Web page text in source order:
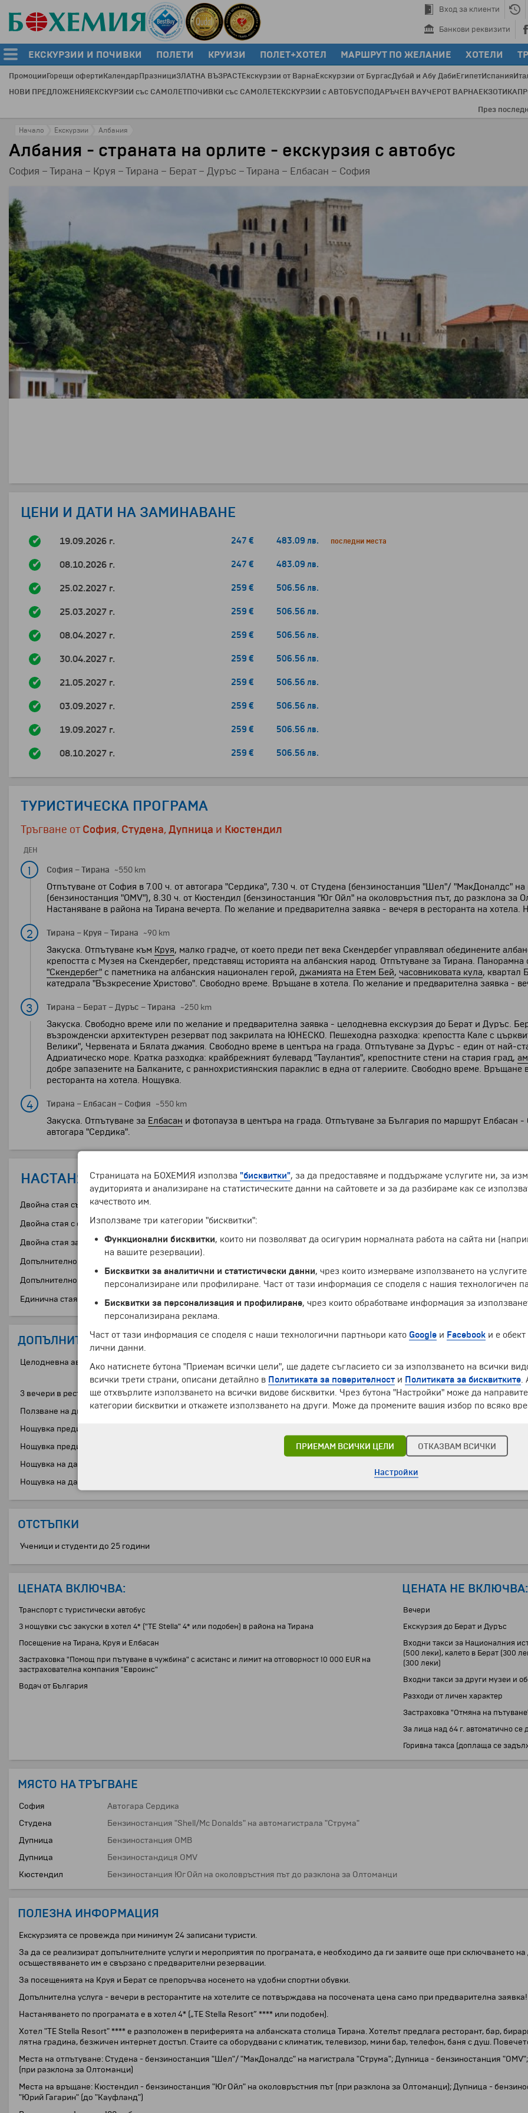
Вход за клиенти
Банкови реквизити
ЕКСКУРЗИИ И ПОЧИВКИ ПОЛЕТИ КРУИЗИ ПОЛЕТ+ХОТЕЛ МАРШРУТ ПО ЖЕЛАНИЕ ХОТЕЛИ
ПромоцииГорещи офертиКалендарПразнициЗЛАТНА ВЪЗРАСТЕкскурзии от ВарнаЕкскурзии от БургасДубай и Абу ДабиЕгипетИспания
НОВИ ПРЕДЛОЖЕНИЯЕКСКУРЗИИ със САМОЛЕТПОЧИВКИ със САМОЛЕТЕКСКУРЗИИ с АВТОБУСПОДАРЪЧЕН ВАУЧЕРОТ ВАРНАЕКЗОТИКА
През последните 20
Начало Екскурзии Албания
Албания - страната на орлите - екскурзия с автобус
София – Тирана – Круя – Тирана – Берат – Дуръс – Тирана – Елбасан – София
ЦЕНИ И ДАТИ НА ЗАМИНАВАНЕ
19.09.2026 г. 247 € 483.09 лв. последни места
08.10.2026 г. 247 € 483.09 лв.
25.02.2027 г. 259 € 506.56 лв.
25.03.2027 г. 259 € 506.56 лв.
08.04.2027 г. 259 € 506.56 лв.
30.04.2027 г. 259 € 506.56 лв.
21.05.2027 г. 259 € 506.56 лв.
03.09.2027 г. 259 € 506.56 лв.
19.09.2027 г. 259 € 506.56 лв.
08.10.2027 г. 259 € 506.56 лв.
ТУРИСТИЧЕСКА ПРОГРАМА
Тръгване отСофия, Студена,Дупница и Кюстендил
ДЕН
1 София –Тирана ~550 km
Отпътуване от София в 7.00 ч. от автогара "Сердика", 7.30 ч. от Студена (бензиностанция "Шел"/ "МакДоналдс"
(бензиностанция "OMV"), 8.30 ч. от Кюстендил (бензиностанция "Юг Ойл" на околовръстния път, до разклона
Настаняване в района на Тирана вечерта. По желание и предварителна заявка - вечеря в ресторанта на хотела.
2 Тирана – Круя –Тирана ~90 km
Закуска. Отпътуване към Круя, малко градче, от което преди пет века Скендербег управлявал обединените
крепостта с Музея на Скендербег, представящ историята на албанския народ. Отпътуване за Тирана. Панорамна
"Скендербег" с паметника на албанския национален герой, джамията на Етем Бей, часовниковата кула, квартал
катедрала "Възкресение Христово". Свободно време. Връщане в хотела. По желание и предварителна заявка -
3 Тирана – Берат –Дуръс –Тирана ~250 km
Закуска. Свободно време или по желание и предварителна заявка - целодневна екскурзия до Берат и Дуръс.
възрожденски архитектурен резерват под закрилата на ЮНЕСКО. Пешеходна разходка: крепостта Кале с
Велики", Червената и Бялата джамия. Свободно време в центъра на града. Отпътуване за Дуръс - един от най-
Адриатическо море. Кратка разходка: крайбрежният булевард "Таулантия", крепостните стени на стария град,
добре запазените на Балканите, с раннохристиянския параклис в една от галериите. Свободно време.
ресторанта на хотела. Нощувка.
4 Тирана – Елбасан – София ~550 km
Закуска. Отпътуване за Елбасан и фотопауза в центъра на града. Отпътуване за България по маршрут
автогара "Сердика".
НАСТАНЯВАНЕ
Двойна стая със спалня
Двойна стая с отделни легла
Двойна стая за комбиниране
Допълнително легло в двойна стая (възрастен)
Допълнително легло в двойна стая (дете до 10 години)
Единична стая
ДОПЪЛНИТЕЛНИ УСЛУГИ
Целодневна автобусна екскурзия до Берат и Дуръс (без включени входни такси), при минимум 20 записани туристи
3 вечери в ресторанта на хотела (тристепенно меню, без включени напитки), при минимум 20 туристи
Ползване на двойна седалка от един турист ( необходимо е допълнително потвърждение на услугата от оператор)
Нощувка преди датата на отпътуване в хотел "Хемус" *** на турист в двойна стая
Нощувка преди датата на отпътуване в хотел "Хемус" *** на турист в единична стая
Нощувка на датата на връщане в хотел "Хемус" *** на турист в двойна стая
Нощувка на датата на връщане в хотел "Хемус" *** на турист в единична стая
ОТСТЪПКИ
Ученици и студенти до 25 години
ЦЕНАТА ВКЛЮЧВА:
Транспорт с туристически автобус
3 нощувки със закуски в хотел 4* ("TE Stella" 4* или подобен) в района на Тирана
Посещение на Тирана, Круя и Елбасан
Застраховка "Помощ при пътуване в чужбина" с асистанс и лимит на отговорност 10 000 EUR на
застрахователна компания "Евроинс"
Водач от България
ЦЕНАТА НЕ ВКЛЮЧВА:
Вечери
Екскурзия до Берат и Дуръс
Входни такси за Националния
(500 леки), калето в Берат (300
(300 леки)
Входни такси за други музеи и
Разходи от личен характер
Застраховка "Отмяна на
За лица над 64 г. автоматично
Горивна такса (доплаща се
МЯСТО НА ТРЪГВАНЕ
София
Автогара Сердика
Студена
Бензиностанция "Shell/Mc Donalds" на автомагистрала "Струма"
Дупница
Бензиностанция ОМВ
Дупница
Бензиностандиця OMV
Кюстендил
Бензиностанция Юг Ойл на околовръстния път до разклона за Олтоманци
ПОЛЕЗНА ИНФОРМАЦИЯ
Екскурзията се провежда при минимум 24 записани туристи.
За да се реализират допълнителните услуги и мероприятия по програмата, е необходимо да ги заявите още при сключването на
осъществяването им е свързано с предварителни резервации.
За посещенията на Круя и Берат се препоръчва носенето на удобни спортни обувки.
Допълнителна услуга - вечери в ресторантите на хотелите се потвърждава на посочената цена само при предварителна
Настаняването по програмата е в хотел 4* („TE Stella Resort” **** или подобен).
Хотел "TE Stella Resort" **** е разположен в периферията на албанската столица Тирана. Хотелът предлага ресторант, бар,
лятна градина, безжичен интернет достъп. Стаите са оборудвани с климатик, телевизор, мини бар, телефон, баня с душ.
Места на отпътуване: Студена - бензиностанция "Шел"/ "МакДоналдс" на магистрала "Струма"; Дупница - бензиностанция
(при разклона за Олтоманци)
Места на връщане: Кюстендил - бензиностанция "Юг Ойл" на околовръстния път (при разклона за Олтоманци); Дупница -
"Юрий Гагарин" (до "Кауфланд")
Страницата на БОХЕМИЯ използва "бисквитки", за да предоставяме и поддържаме услугите ни, за
аудиторията и анализиране на статистическите данни на сайтовете и за да разбираме как се
качеството им.
Използваме три категории "бисквитки":
Функционални бисквитки, които ни позволяват да осигурим нормалната работа на сайта ни
на вашите резервации).
Бисквитки за аналитични и статистически данни, чрез които измерваме използването на
персонализиране или профилиране. Част от тази информация се споделя с нашия технологичен
Бисквитки за персонализация и профилиране, чрез които обработваме информация за
персонализирана реклама.
Част от тази информация се споделя с наши технологични партньори като Google и Facebook и е
лични данни.
Ако натиснете бутона "Приемам всички цели", ще дадете съгласието си за използването на всички
всички трети страни, описани детайлно в Политиката за поверителност и Политиката за бисквитките
ще отхвърлите използването на всички видове бисквитки. Чрез бутона "Настройки" може да
категории бисквитки и откажете използването на други. Може да промените вашия избор по всяко
ПРИЕМАМ ВСИЧКИ ЦЕЛИ ОТКАЗВАМ ВСИЧКИ
Настройки